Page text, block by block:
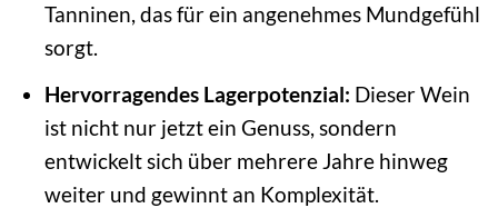
Tanninen, das für ein angenehmes Mundgefühl
sorgt.
Hervorragendes Lagerpotenzial: Dieser Wein
ist nicht nur jetzt ein Genuss, sondern
entwickelt sich über mehrere Jahre hinweg
weiter und gewinnt an Komplexität.